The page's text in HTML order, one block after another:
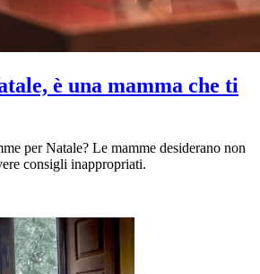
è una mamma che ti
per Natale? Le mamme desiderano non
consigli inappropriati.